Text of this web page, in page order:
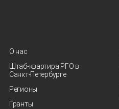
О нас
Штаб-квартира РГО в
Санкт‑Петербурге
Регионы
Гранты